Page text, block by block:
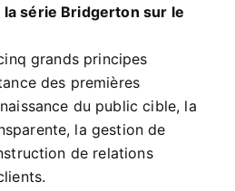
série Bridgerton sur le
grands principes
des premières
du public cible, la
la gestion de
de relations